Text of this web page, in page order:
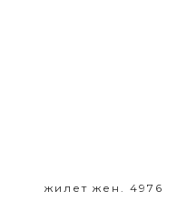
жилет жен. 4976